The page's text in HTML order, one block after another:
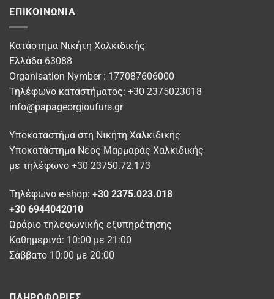
έχει
Οι
επιλογές
μπορούν
επιλεγούν
στη
του
προϊόντος
Οι
μπορούν
επιλεγούν
του
προϊόντος
ΕΠΙΚΟΙΝΩΝΊΑ
Κατάστημα Νικήτη Χαλκιδικής
Ελλάδα 63088
Organisation Nymber : 177087606000
Τηλέφωνο καταστήματος: +30 2375023018
info@papageorgioufurs.gr
Υποκαταστήμα στη Νικήτη Χαλκιδικής
Υποκατάστημα Νέος Μαρμαράς Χαλκιδικής
με τηλέφωνο +30 23750.72.173
Τηλέφωνο e-shop: +30 2375.023.018
+30 6944042010
Ωράριο τηλεφωνικής εξυπηρέτησης
Καθημερινά: 10:00 με 21:00
Σάββατο 10:00 με 20:00